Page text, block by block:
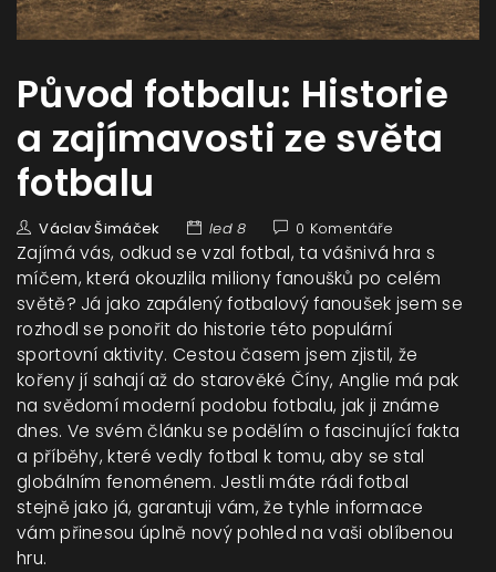
Původ fotbalu: Historie
a zajímavosti ze světa
fotbalu
Václav Šimáček led 8 0 Komentáře
Zajímá vás, odkud se vzal fotbal, ta vášnivá hra s
míčem, která okouzlila miliony fanoušků po celém
světě? Já jako zapálený fotbalový fanoušek jsem se
rozhodl se ponořit do historie této populární
sportovní aktivity. Cestou časem jsem zjistil, že
kořeny jí sahají až do starověké Číny, Anglie má pak
na svědomí moderní podobu fotbalu, jak ji známe
dnes. Ve svém článku se podělím o fascinující fakta
a příběhy, které vedly fotbal k tomu, aby se stal
globálním fenoménem. Jestli máte rádi fotbal
stejně jako já, garantuji vám, že tyhle informace
vám přinesou úplně nový pohled na vaši oblíbenou
hru.